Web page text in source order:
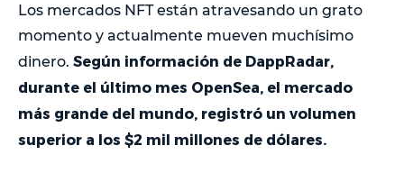
Los mercados NFT están atravesando un grato
momento y actualmente mueven muchísimo
dinero. Según información de DappRadar,
durante el último mes OpenSea, el mercado
más grande del mundo, registró un volumen
superior a los $2 mil millones de dólares.